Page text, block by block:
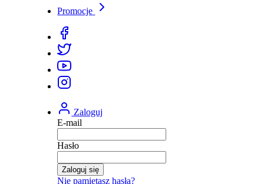
Promocje
Zaloguj
E-mail
Hasło
Zaloguj się
Nie pamiętasz hasła?